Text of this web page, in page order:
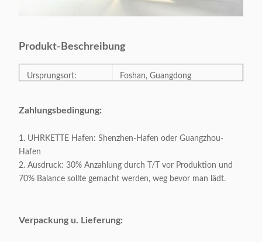
Produkt-Beschreibung
Ursprungsort: Foshan, Guangdong
Vorbildliches
Kategorie:
Art: Modern
Rahmen-Farbe:
Zahlungsbedingung:
1. UHRKETTE Hafen: Shenzhen-Hafen oder Guangzhou-
Hafen
2. Ausdruck: 30% Anzahlung durch T/T vor Produktion und
70% Balance sollte gemacht werden, weg bevor man lädt.
Verpackung u. Lieferung: